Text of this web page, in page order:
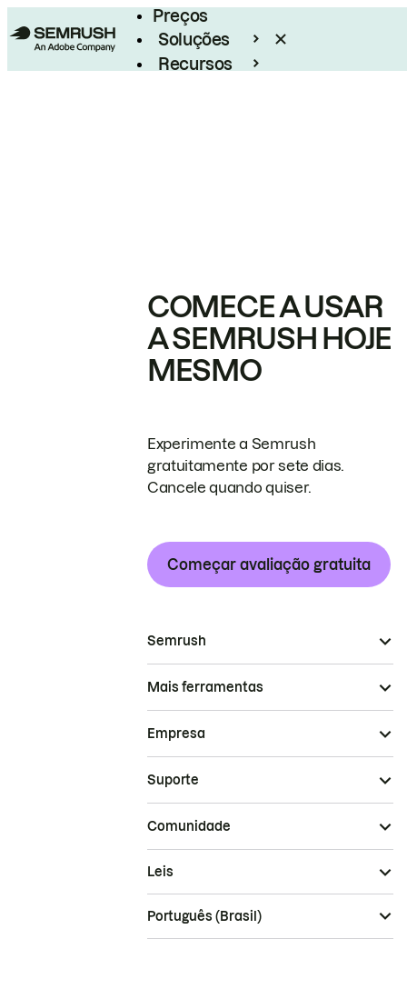
Preços
Soluções
Recursos
COMECE A USAR
A SEMRUSH HOJE
MESMO
Experimente a Semrush
gratuitamente por sete dias.
Cancele quando quiser.
Começar avaliação gratuita
Semrush
Mais ferramentas
Empresa
Suporte
Comunidade
Leis
Português (Brasil)